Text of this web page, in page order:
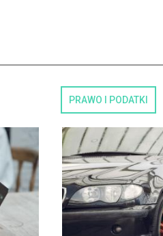
PRAWO I PODATKI